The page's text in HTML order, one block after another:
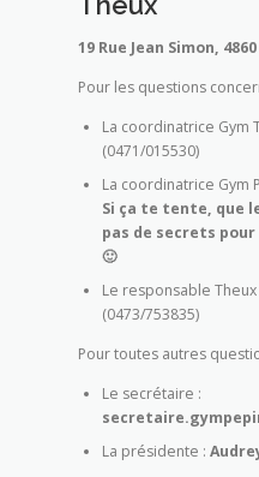
19 Rue Jean Simon,
Pour les questions
La coordinatrice Gym
(0471/015530)
La coordinatrice Gym
Si ça te tente, que
pas de secrets
🙂
Le responsable
(0473/753835)
Pour toutes autres
Le secrétaire :
La présidente :